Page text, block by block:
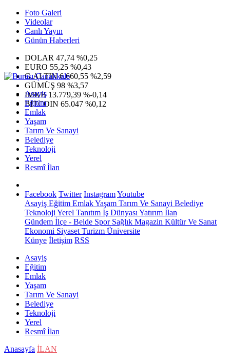
Foto Galeri
Videolar
Canlı Yayın
Günün Haberleri
DOLAR 47,74 %0,25
EURO 55,25 %0,43
G.ALTIN6.660,55 %2,59
GÜMÜŞ 98 %3,57
IMKB 13.779,39 %-0,14
BITCOIN 65.047 %0,12
Asayiş
Eğitim
Emlak
Yaşam
Tarım Ve Sanayi
Belediye
Teknoloji
Yerel
Resmî İlan
Facebook Twitter InstagramYoutube
Asayiş Eğitim EmlakYaşam Tarım Ve Sanayi Belediye
Teknoloji Yerel Tanıtım İş Dünyası Yatırım İlan
Gündem İlçe - Belde SporSağlık Magazin Kültür Ve Sanat
Ekonomi Siyaset Turizm Üniversite
Künye İletişim RSS
Asayiş
Eğitim
Emlak
Yaşam
Tarım Ve Sanayi
Belediye
Teknoloji
Yerel
Resmî İlan
Anasayfa İLAN